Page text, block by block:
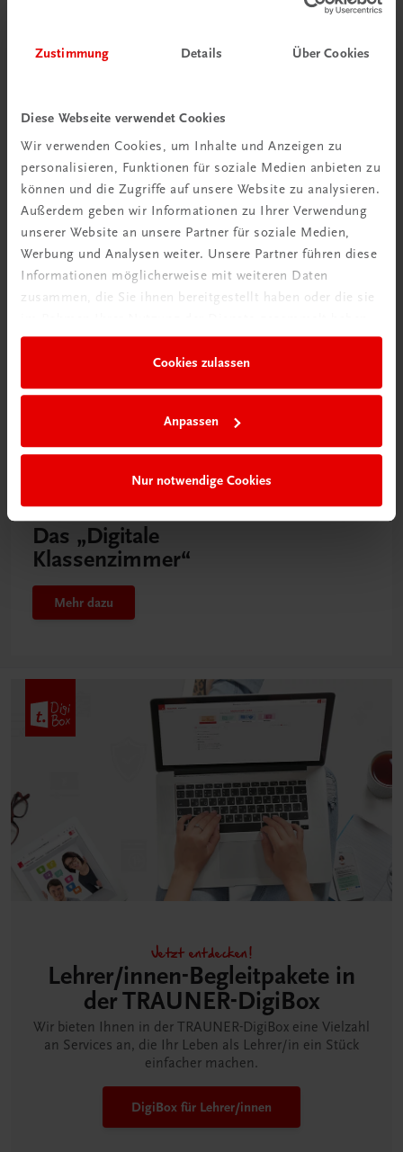
Zustimmung Details Über Cookies
Diese Webseite verwendet Cookies
Wir verwenden Cookies, um Inhalte und Anzeigen zu
personalisieren, Funktionen für soziale Medien anbieten zu
können und die Zugriffe auf unsere Website zu analysieren.
Außerdem geben wir Informationen zu Ihrer Verwendung
unserer Website an unsere Partner für soziale Medien,
Werbung und Analysen weiter. Unsere Partner führen diese
Informationen möglicherweise mit weiteren Daten
zusammen, die Sie ihnen bereitgestellt haben oder die sie
Cookies zulassen
Anpassen
Nur notwendige Cookies
Schon entdeckt?
Ratgeber Schulpraxis
Mehr dazu
Neu in der DigiBox
Das „Digitale
Klassenzimmer“
Mehr dazu
Jetzt entdecken!
Lehrer/innen-Begleitpakete in
der TRAUNER-DigiBox
Wir bieten Ihnen in der TRAUNER-DigiBox eine Vielzahl
an Services an, die Ihr Leben als Lehrer/in ein Stück
einfacher machen.
DigiBox für Lehrer/innen